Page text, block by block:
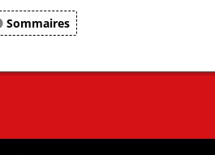
Sommaires